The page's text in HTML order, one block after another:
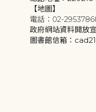
【地圖】
電話：02-
政府網站資料開放
圖書館信箱：